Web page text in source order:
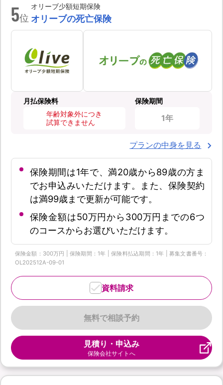
5位
オリーブ少額短期保険
オリーブの死亡保険
月払保険料
年齢対象外につき
試算できません
保険期間
1年
プランの中身を見る
保険期間は1年で、満20歳から89歳の方ま
でお申込みいただけます。また、保険契約
は満99歳まで更新が可能です。
保険金額は50万円から300万円までの6つ
のコースからお選びいただけます。
保険金額：300万円 | 保険期間：1年 | 保険料払込期間：1年 | 募集文書番号：
OL202512A-09-01
無料で相談予約
資料請求
見積り・申込み
保険会社サイトへ